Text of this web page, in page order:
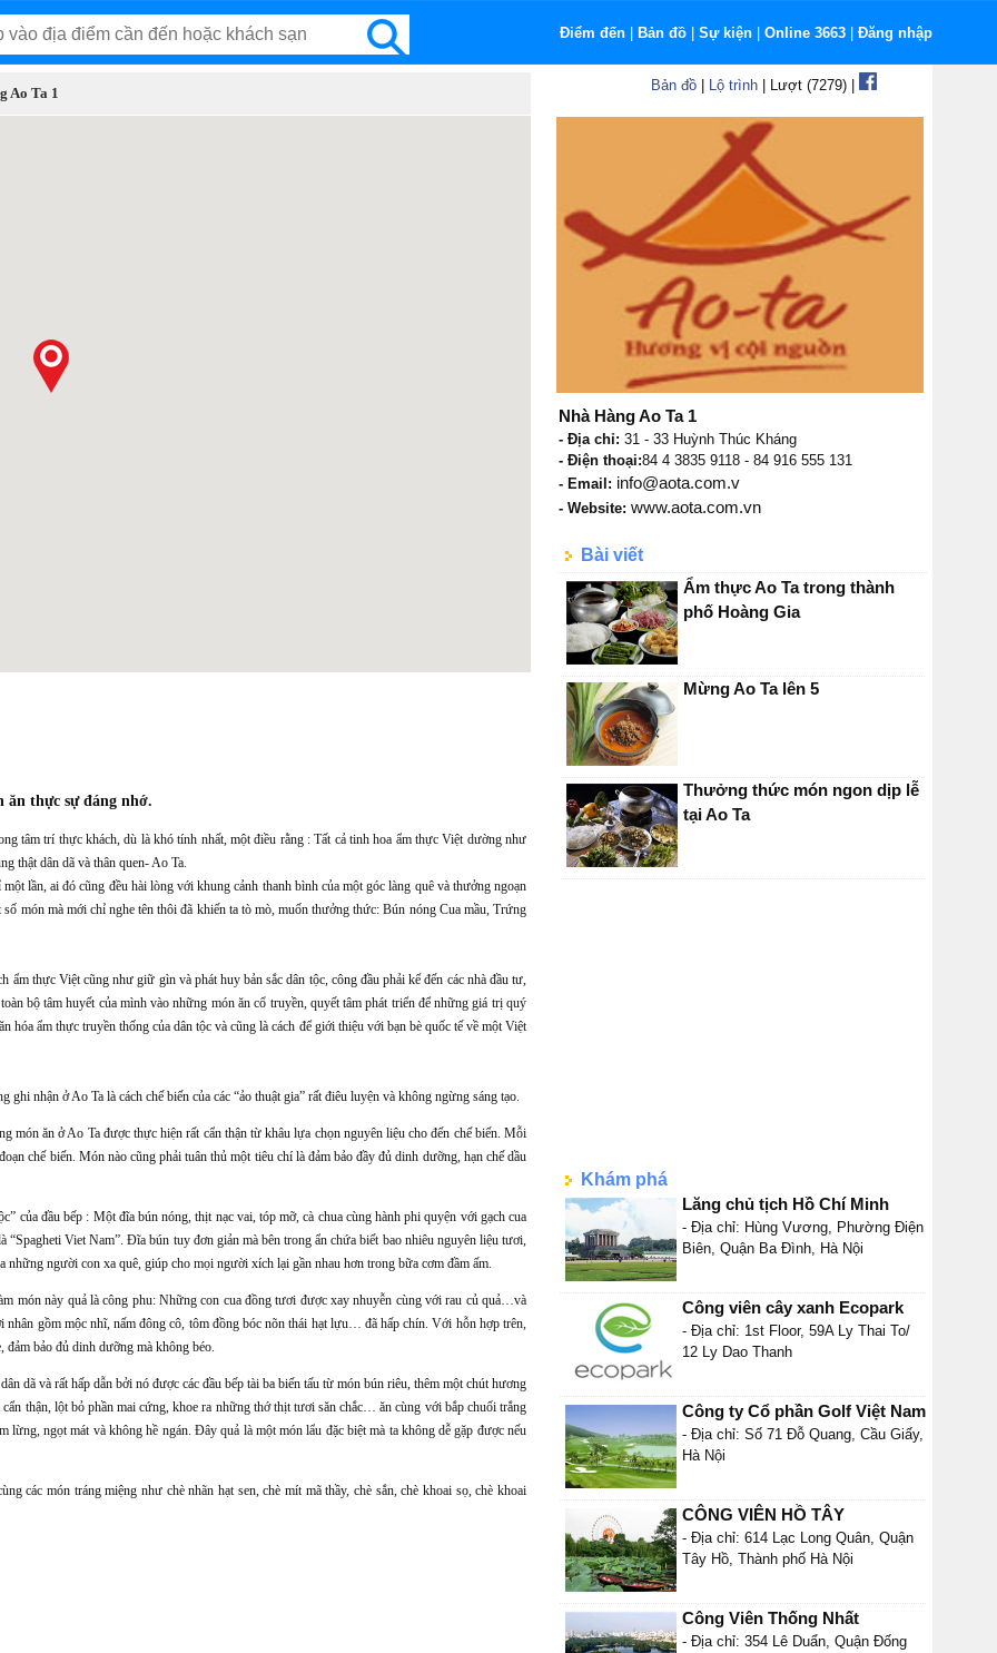
Điểm đến Bản đồ Sự kiện Online 3663 Đăng nhập
Ao Ta 1
ăn thực sự đáng nhớ.
tâm trí thực khách, dù là khó tính nhất, một điều rằng : Tất cả tinh hoa ẩm thực Việt dường như
thật dân dã và thân quen- Ao Ta.
lần, ai đó cũng đều hài lòng với khung cảnh thanh bình của một góc làng quê và thưởng ngoạn
món mà mới chỉ nghe tên thôi đã khiến ta tò mò, muốn thưởng thức: Bún nóng Cua mầu, Trứng
thực Việt cũng như giữ gìn và phát huy bản sắc dân tộc, công đầu phải kể đến các nhà đầu tư,
bộ tâm huyết của mình vào những món ăn cổ truyền, quyết tâm phát triển để những giá trị quý
ẩm thực truyền thống của dân tộc và cũng là cách để giới thiệu với bạn bè quốc tế về một Việt
nhận ở Ao Ta là cách chế biến của các “ảo thuật gia” rất điêu luyện và không ngừng sáng tạo.
ăn ở Ao Ta được thực hiện rất cẩn thận từ khâu lựa chọn nguyên liệu cho đến chế biến. Mỗi
chế biến. Món nào cũng phải tuân thủ một tiêu chí là đảm bảo đầy đủ dinh dưỡng, hạn chế dầu
của đầu bếp : Một đĩa bún nóng, thịt nạc vai, tóp mỡ, cà chua cùng hành phi quyện với gạch cua
Viet Nam”. Đĩa bún tuy đơn giản mà bên trong ẩn chứa biết bao nhiêu nguyên liệu tươi,
người con xa quê, giúp cho mọi người xích lại gần nhau hơn trong bữa cơm đầm ấm.
món này quả là công phu: Những con cua đồng tươi được xay nhuyễn cùng với rau củ quả…và
gồm mộc nhĩ, nấm đông cô, tôm đồng bóc nõn thái hạt lựu… đã hấp chín. Với hỗn hợp trên,
đảm bảo đủ dinh dưỡng mà không béo.
dã và rất hấp dẫn bởi nó được các đầu bếp tài ba biến tấu từ món bún riêu, thêm một chút hương
thận, lột bỏ phần mai cứng, khoe ra những thớ thịt tươi săn chắc… ăn cùng với bắp chuối trắng
ngọt mát và không hề ngán. Đây quả là một món lẩu đặc biệt mà ta không dễ gặp được nếu
các món tráng miệng như chè nhãn hạt sen, chè mít mã thầy, chè sắn, chè khoai sọ, chè khoai
Bản đồ| Lộ trình| Lượt (7279) |
Nhà Hàng Ao Ta 1
- Địa chỉ: 31 - 33 Huỳnh Thúc Kháng
- Điện thoại:84 4 3835 9118 - 84 916 555 131
- Email: info@aota.com.v
- Website: www.aota.com.vn
Bài viết
Ẩm thực Ao Ta trong thành
phố Hoàng Gia
Mừng Ao Ta lên 5
Thưởng thức món ngon dịp lễ
tại Ao Ta
Khám phá
Lăng chủ tịch Hồ Chí Minh
- Địa chỉ: Hùng Vương, Phường Điện
Biên, Quận Ba Đình, Hà Nội
Công viên cây xanh Ecopark
- Địa chỉ: 1st Floor, 59A Ly Thai To/
12 Ly Dao Thanh
Công ty Cổ phần Golf Việt Nam
- Địa chỉ: Số 71 Đỗ Quang, Cầu Giấy,
Hà Nội
CÔNG VIÊN HỒ TÂY
- Địa chỉ: 614 Lạc Long Quân, Quận
Tây Hồ, Thành phố Hà Nội
Công Viên Thống Nhất
- Địa chỉ: 354 Lê Duẩn, Quận Đống